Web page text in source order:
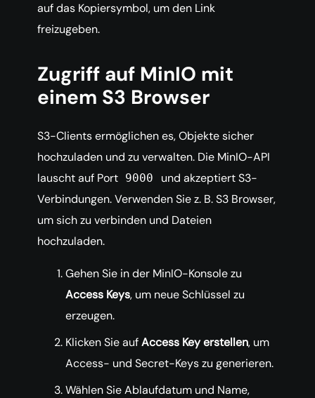
auf das Kopiersymbol, um den Link
freizugeben.
Zugriff auf MinIO mit
einem S3 Browser
S3-Clients ermöglichen es, Objekte sicher
hochzuladen und zu verwalten. Die MinIO-API
lauscht auf Port 9000
und akzeptiert S3-
Verbindungen. Verwenden Sie z. B. S3 Browser,
um sich zu verbinden und Dateien
hochzuladen.
Gehen Sie in der MinIO-Konsole zu
Access Keys, um neue Schlüssel zu
erzeugen.
Klicken Sie aufAccess Key erstellen, um
Access- und Secret-Keys zu generieren.
Wählen Sie Ablaufdatum und Name,